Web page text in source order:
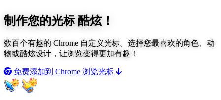
制作您的光标酷炫！
数百个有趣的 Chrome 自定义光标。选择您最喜欢的角色、动
物或酷炫设计，让浏览变得更加有趣！
免费添加到 Chrome 浏览光标